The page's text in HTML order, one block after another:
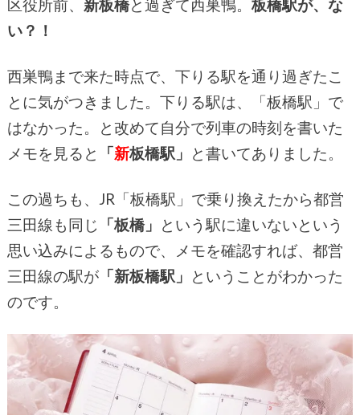
区役所前、 新板橋と過ぎて西巣鴨。 板橋駅が、な
い？！
西巣鴨まで来た時点で、下りる駅を通り過ぎたこ
とに気がつきました。下りる駅は、「板橋駅」で
はなかった。と改めて自分で列車の時刻を書いた
メモを見ると
「新板橋駅」 と書いてありました。
この過ちも、JR「板橋駅」で乗り換えたから都営
三田線も同じ
「板橋」 という駅に違いないという
思い込みによるもので、メモを確認すれば、都営
三田線の駅が「新板橋駅」 ということがわかった
のです。